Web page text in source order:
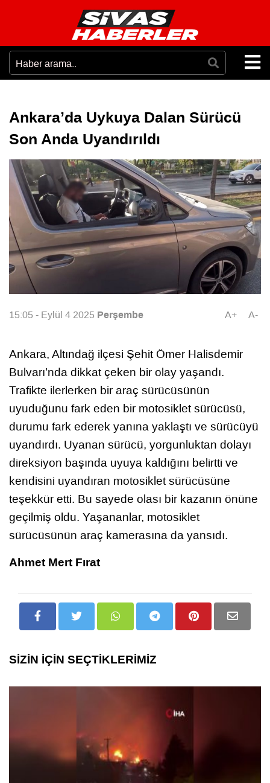
Ankara’da Uykuya Dalan Sürücü
Son Anda Uyandırıldı
15:05 - Eylül 4 2025 Perşembe A+ A-
Ankara, Altındağ ilçesi Şehit Ömer Halisdemir
Bulvarı’nda dikkat çeken bir olay yaşandı.
Trafikte ilerlerken bir araç sürücüsünün
uyuduğunu fark eden bir motosiklet sürücüsü,
durumu fark ederek yanına yaklaştı ve sürücüyü
uyandırdı. Uyanan sürücü, yorgunluktan dolayı
direksiyon başında uyuya kaldığını belirtti ve
kendisini uyandıran motosiklet sürücüsüne
teşekkür etti. Bu sayede olası bir kazanın önüne
geçilmiş oldu. Yaşananlar, motosiklet
sürücüsünün araç kamerasına da yansıdı.
Ahmet Mert Fırat
SİZİN İÇİN SEÇTİKLERİMİZ